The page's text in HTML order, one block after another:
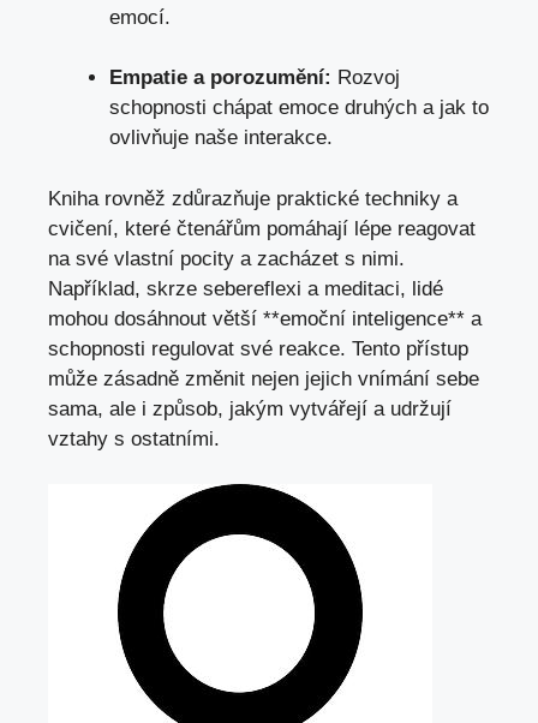
emocí.
Empatie a porozumění: Rozvoj
schopnosti chápat emoce druhých a jak to
ovlivňuje naše interakce.
Kniha rovněž zdůrazňuje praktické techniky a
cvičení, které čtenářům pomáhají lépe reagovat
na své vlastní pocity a zacházet s nimi.
Například, skrze sebereflexi a meditaci, lidé
mohou dosáhnout větší **emoční inteligence** a
schopnosti regulovat své reakce. Tento přístup
může zásadně změnit nejen jejich vnímání sebe
sama, ale i způsob, jakým vytvářejí a udržují
vztahy s ostatními.